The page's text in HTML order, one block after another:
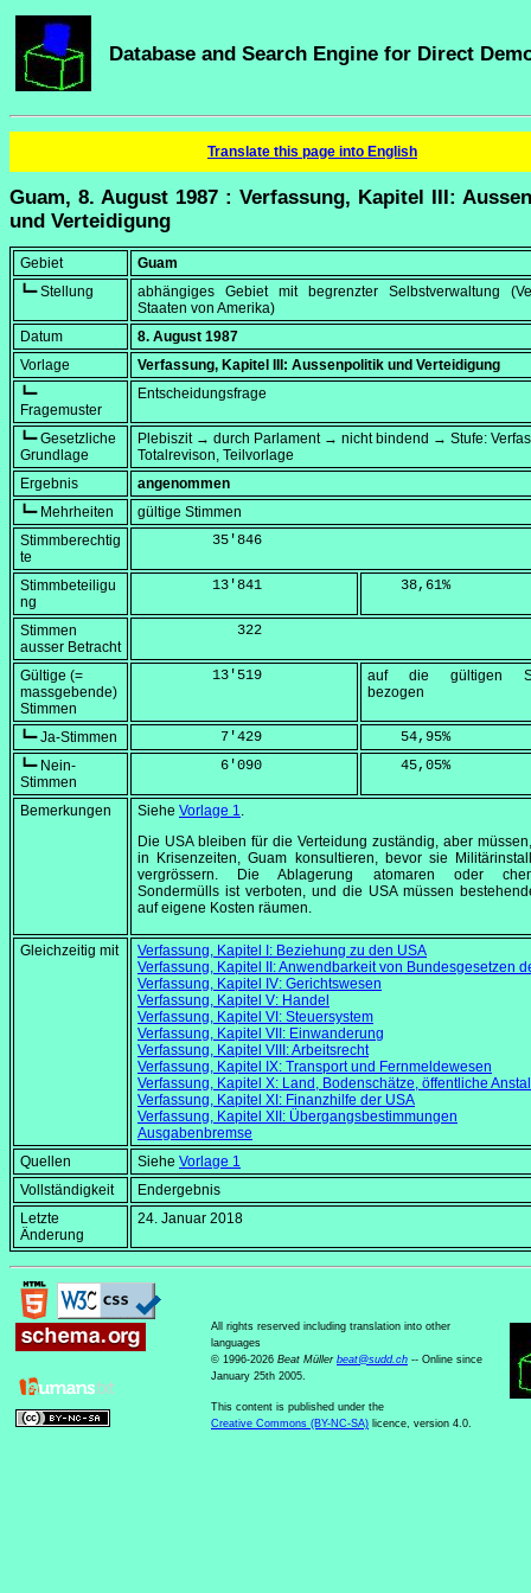
Database and Search Engine for Direct
Translate this page into English
Guam, 8. August 1987 : Verfassung, Kapitel III:
und Verteidigung
Gebiet
Guam
┗━ Stellung
abhängiges Gebiet mit begrenzter Selbstverwaltung
Staaten von Amerika)
Datum
8. August 1987
Vorlage
Verfassung, Kapitel III: Aussenpolitik und Verteidigung
┗━
Fragemuster
Entscheidungsfrage
┗━ Gesetzliche
Grundlage
Plebiszit → durch Parlament → nicht bindend → Stufe:
Totalrevison, Teilvorlage
Ergebnis
angenommen
┗━ Mehrheiten
gültige Stimmen
Stimmberechtig
te
         35'846
Stimmbeteiligu
ng
         13'841
    38,61
%
Stimmen
ausser Betracht
            322
Gültige (=
massgebende)
Stimmen
         13'519
auf die gültigen
bezogen
┗━ Ja-Stimmen
          7'429
    54,95
%
┗━ Nein-
Stimmen
          6'090
    45,05
%
Bemerkungen Siehe Vorlage 1.
Die USA bleiben für die Verteidung zuständig, aber
in Krisenzeiten, Guam konsultieren, bevor sie
vergrössern. Die Ablagerung atomaren oder
Sondermülls ist verboten, und die USA müssen
auf eigene Kosten räumen.
Gleichzeitig mit
Verfassung, Kapitel I: Beziehung zu den USA
Verfassung, Kapitel II: Anwendbarkeit von Bundesgesetzen
Verfassung, Kapitel IV: Gerichtswesen
Verfassung, Kapitel V: Handel
Verfassung, Kapitel VI: Steuersystem
Verfassung, Kapitel VII: Einwanderung
Verfassung, Kapitel VIII: Arbeitsrecht
Verfassung, Kapitel IX: Transport und Fernmeldewesen
Verfassung, Kapitel X: Land, Bodenschätze, öffentliche
Verfassung, Kapitel XI: Finanzhilfe der USA
Verfassung, Kapitel XII: Übergangsbestimmungen
Ausgabenbremse
Quellen
Siehe Vorlage 1
Vollständigkeit
Endergebnis
Letzte
Änderung
24. Januar 2018
All rights reserved including translation into other
languages
© 1996-2026 Beat Müller beat@sudd.ch -- Online since
January 25th 2005.
This content is published under the
Creative Commons (BY-NC-SA) licence, version 4.0.